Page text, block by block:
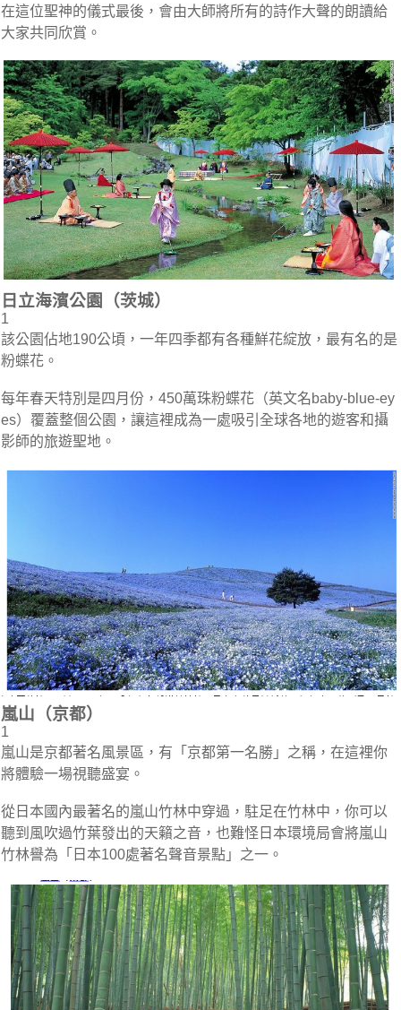
在這位聖神的儀式最後，會由大師將所有的詩作大聲的朗讀給
大家共同欣賞。
日立海濱公園（茨城）
1
該公園佔地190公頃，一年四季都有各種鮮花綻放，最有名的是
粉蝶花。
每年春天特別是四月份，450萬珠粉蝶花（英文名baby-blue-ey
es）覆蓋整個公園，讓這裡成為一處吸引全球各地的遊客和攝
影師的旅遊聖地。
嵐山（京都）
1
嵐山是京都著名風景區，有「京都第一名勝」之稱，在這裡你
將體驗一場視聽盛宴。
從日本國內最著名的嵐山竹林中穿過，駐足在竹林中，你可以
聽到風吹過竹葉發出的天籟之音，也難怪日本環境局會將嵐山
竹林譽為「日本100處著名聲音景點」之一。